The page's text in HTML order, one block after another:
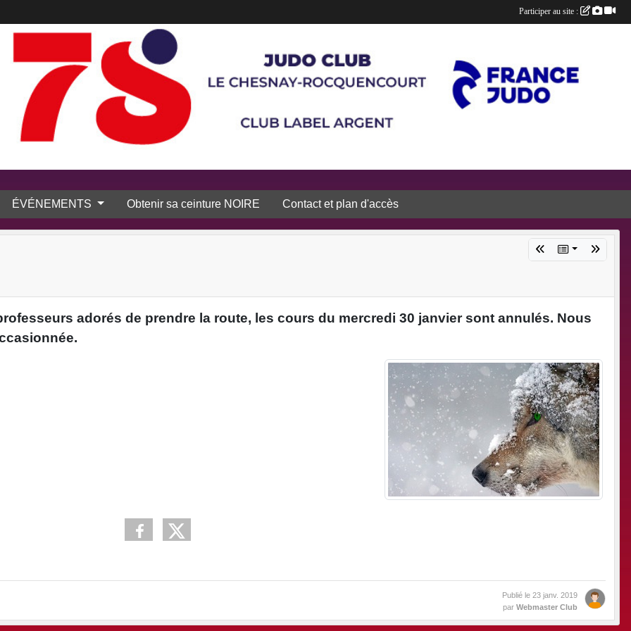
ÉVÉNEMENTS Obtenir sa ceinture NOIRE Contact et plan d'accès
adorés de prendre la route, les cours du mercredi 30 janvier sont annulés. Nous
Publié le 23 janv. 2019
par Webmaster Club
Participer au site :